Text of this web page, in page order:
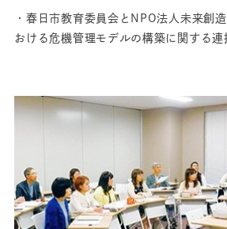
・春日市教育委員会とNPO法人未来創
おける危機管理モデルの構築に関する連